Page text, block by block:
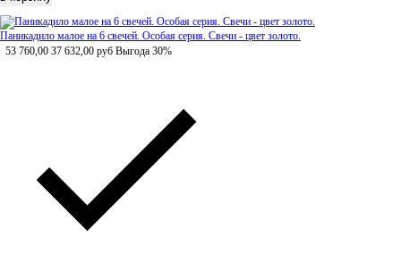
Паникадило малое на 6 свечей. Особая серия. Свечи - цвет золото.
53 760,00 37 632,00 руб Выгода 30%